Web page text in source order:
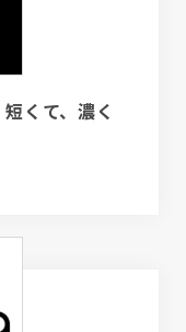
くて、濃く